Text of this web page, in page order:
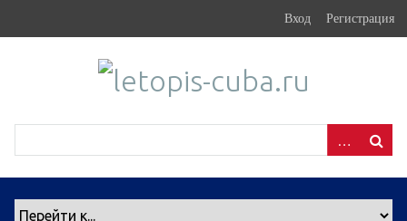
Вход Регистрация